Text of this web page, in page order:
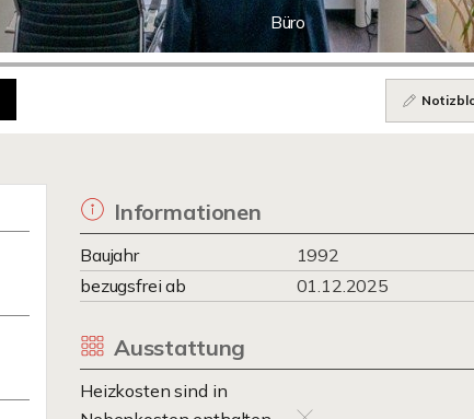
Büro
Informationen
Baujahr 1992
bezugsfrei ab
01.12.2025
Ausstattung
Heizkosten sind in